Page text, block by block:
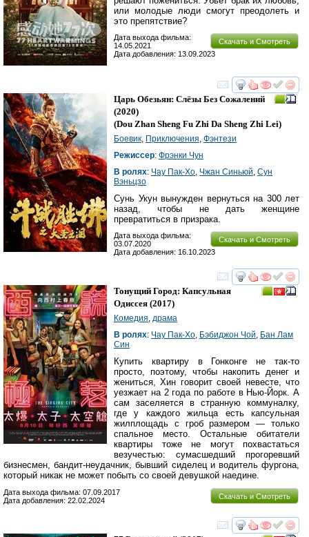
или молодые люди смогут преодолеть и
это препятствие?
Скачать и Смотреть
Дата выхода фильма:
14.05.2021
Дата добавления: 13.09.2023
смотреть
Царь Обезьян: Слёзы Без Сожалений
(2020)
(Dou Zhan Sheng Fu Zhi Da Sheng Zhi Lei)
Боевик Приключения Фэнтези
Режиссер: Фрэнки Чун
В ролях: Чау Пак-Хо Чжан Синьюй Сун
Вэньцзо
Сунь Укун вынужден вернуться на 300 лет
назад, чтобы не дать женщине
превратиться в призрака.
Скачать и Смотреть
Дата выхода фильма:
03.07.2020
Дата добавления: 16.10.2023
смотреть
Тонущий Город: Капсульная
Одиссея (2017)
Комедия, драма
В ролях: Чау Пак-Хо, Бэбиджон Чой, Бан Лам
Син
Купить квартиру в Гонконге не так-то
просто, поэтому, чтобы накопить денег и
жениться, Хин говорит своей невесте, что
уезжает на 2 года по работе в Нью-Йорк. А
сам заселяется в странную коммуналку,
где у каждого жильца есть капсульная
жилплощадь с гроб размером — только
спальное место. Остальные обитатели
квартиры тоже не могут похвастаться
везучестью: сумасшедший прогоревший
бизнесмен, бандит-неудачник, бывший сиделец и водитель фургона,
который никак не может побыть со своей девушкой наедине.
Скачать и Смотреть
Дата выхода фильма: 07.09.2017
Дата добавления: 22.02.2024
смотреть